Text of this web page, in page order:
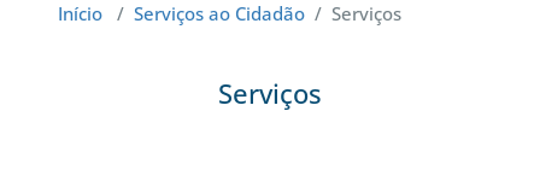
Início / Serviços ao Cidadão / Serviços
Serviços